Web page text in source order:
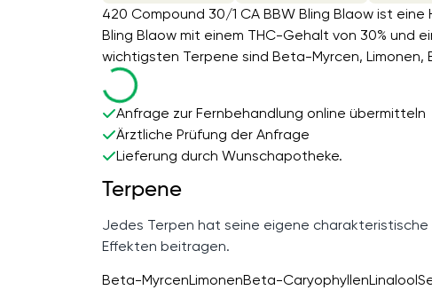
420 Compound 30/1 CA BBW Bling Blaow ist
Bling Blaow mit einem THC-Gehalt von 30% und
wichtigsten Terpene sind Beta-Myrcen, Limonen,
Anfrage zur Fernbehandlung online übermitteln
Ärztliche Prüfung der Anfrage
Lieferung durch Wunschapotheke.
Terpene
Jedes Terpen hat seine eigene
Effekten beitragen.
Beta-MyrcenLimonenBeta-CaryophyllenLinalool